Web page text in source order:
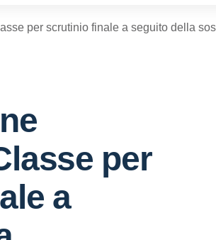
per scrutinio finale a seguito della
per
a